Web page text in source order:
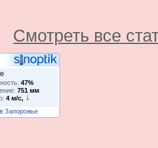
Смотреть все
47%
751 мм
4 м/с,
Запорожье